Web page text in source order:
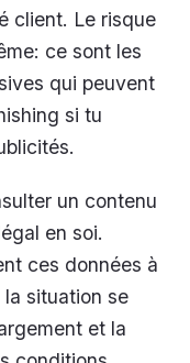
client. Le risque
ce sont les
qui peuvent
si tu
un contenu
en soi.
ces données à
situation se
et la